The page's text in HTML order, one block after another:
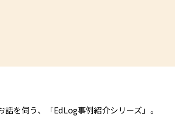
を伺う、「EdLog事例紹介シリーズ」。